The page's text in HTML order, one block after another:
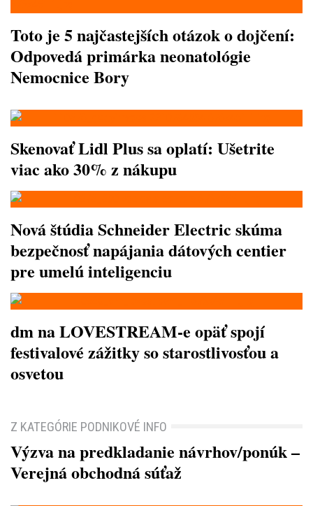
Toto je 5 najčastejších otázok o dojčení:
Odpovedá primárka neonatológie
Nemocnice Bory
Skenovať Lidl Plus sa oplatí: Ušetrite
viac ako 30% z nákupu
Nová štúdia Schneider Electric skúma
bezpečnosť napájania dátových centier
pre umelú inteligenciu
dm na LOVESTREAM-e opäť spojí
festivalové zážitky so starostlivosťou a
osvetou
Z KATEGÓRIE PODNIKOVÉ INFO
Výzva na predkladanie návrhov/ponúk –
Verejná obchodná súťaž